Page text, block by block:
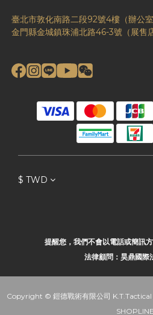
臺北市敦化南路二段92號4樓（辦公
金門縣金城鎮珠浦北路46-3號（展售
$ TWD
提醒您，我們不會以電話或簡訊
法律顧問：昊鼎國際
Copyright © 鎧德戰術有限公司
SHOPLINE